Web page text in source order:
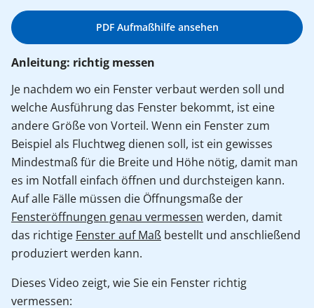
PDF Aufmaßhilfe ansehen
Anleitung: richtig messen
Je nachdem wo ein Fenster verbaut werden soll und
welche Ausführung das Fenster bekommt, ist eine
andere Größe von Vorteil. Wenn ein Fenster zum
Beispiel als Fluchtweg dienen soll, ist ein gewisses
Mindestmaß für die Breite und Höhe nötig, damit man
es im Notfall einfach öffnen und durchsteigen kann.
Auf alle Fälle müssen die Öffnungsmaße der
Fensteröffnungen genau vermessen werden, damit
das richtige Fenster auf Maß bestellt und anschließend
produziert werden kann.
Dieses Video zeigt, wie Sie ein Fenster richtig
vermessen: